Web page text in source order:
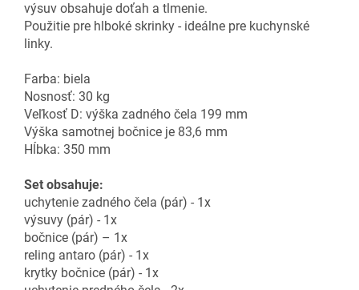
výsuv obsahuje doťah a tlmenie.
Použitie pre hlboké skrinky - ideálne pre kuchynské
linky.
Farba: biela
Nosnosť: 30 kg
Veľkosť D: výška zadného čela 199 mm
Výška samotnej bočnice je 83,6 mm
Hĺbka: 350 mm
Set obsahuje:
uchytenie zadného čela (pár) - 1x
výsuvy (pár) - 1x
bočnice (pár) – 1x
reling antaro (pár) - 1x
krytky bočnice (pár) - 1x